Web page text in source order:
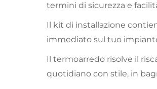
termini di sicurezza e
Il kit di installazione
immediato sul tuo
Il termoarredo risolve il
quotidiano con stile, in